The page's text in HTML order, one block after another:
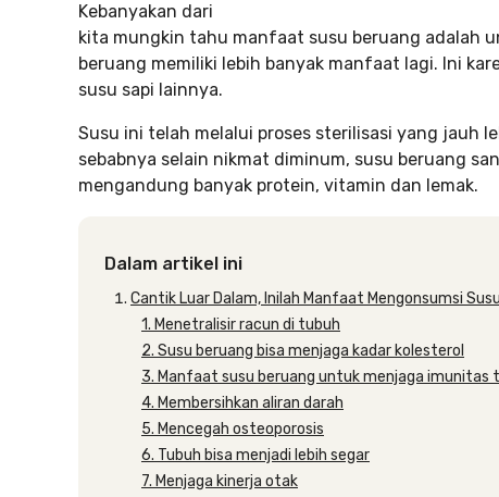
Kebanyakan dari
kita mungkin tahu manfaat susu beruang adalah
beruang memiliki lebih banyak manfaat lagi. Ini
susu sapi lainnya.
Susu ini telah melalui proses sterilisasi yang jauh
sebabnya selain nikmat diminum, susu beruang
mengandung banyak protein, vitamin dan lemak.
Dalam artikel ini
Cantik Luar Dalam, Inilah Manfaat Mengonsumsi
1. Menetralisir racun di tubuh
2. Susu beruang bisa menjaga kadar kolesterol
3. Manfaat susu beruang untuk menjaga imunitas
4. Membersihkan aliran darah
5. Mencegah osteoporosis
6. Tubuh bisa menjadi lebih segar
7. Menjaga kinerja otak